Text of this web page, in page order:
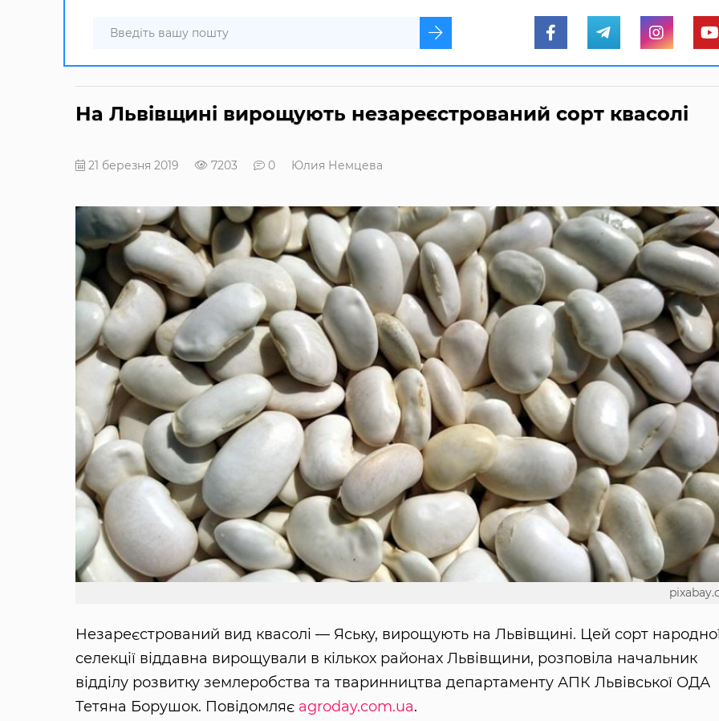
На Львівщині вирощують незареєстрований сорт квасолі
21 березня 2019 7203 0 Юлия Немцева
Незареєстрований вид квасолі — Яську, вирощують на Львівщині. Цей сорт
селекції віддавна вирощували в кількох районах Львівщини, розповіла начальник
відділу розвитку землеробства та тваринництва департаменту АПК Львівської ОДА
Тетяна Борушок. Повідомляєagroday.com.ua.